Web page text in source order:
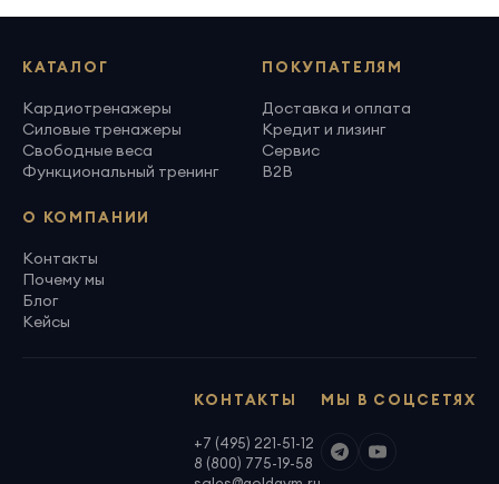
КАТАЛОГ
Кардиотренажеры
Силовые тренажеры
Свободные веса
Функциональный тренинг
ПОКУПАТЕЛЯМ
Доставка и оплата
Кредит и лизинг
Сервис
B2B
О КОМПАНИИ
Контакты
Почему мы
Блог
Кейсы
МЫ В СОЦСЕТЯХ
КОНТАКТЫ
+7 (495) 221-51-12
8 (800) 775-19-58